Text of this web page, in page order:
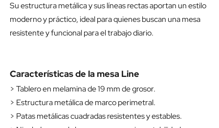
Su estructura metálica y sus líneas rectas aportan un estilo
moderno y práctico, ideal para quienes buscan una mesa
resistente y funcional para el trabajo diario.
Características de la mesa Line
> Tablero en melamina de 19 mm de grosor.
> Estructura metálica de marco perimetral.
> Patas metálicas cuadradas resistentes y estables.